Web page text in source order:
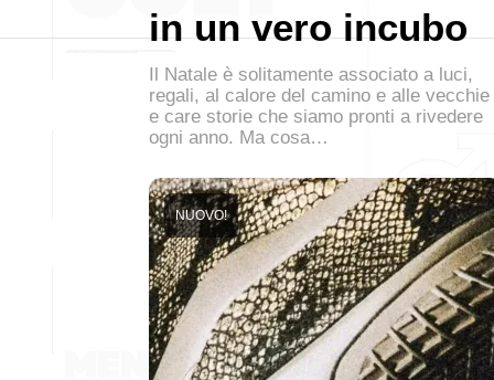
in un vero incubo
Il Natale è solitamente associato a luci,
regali, al calore del camino e alle vecchie
e care storie che siamo pronti a rivedere
ogni anno. Ma cosa…
NUOVO!